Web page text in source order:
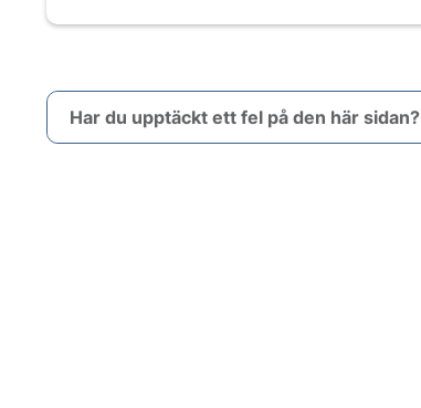
Har du upptäckt ett fel på den här sidan?